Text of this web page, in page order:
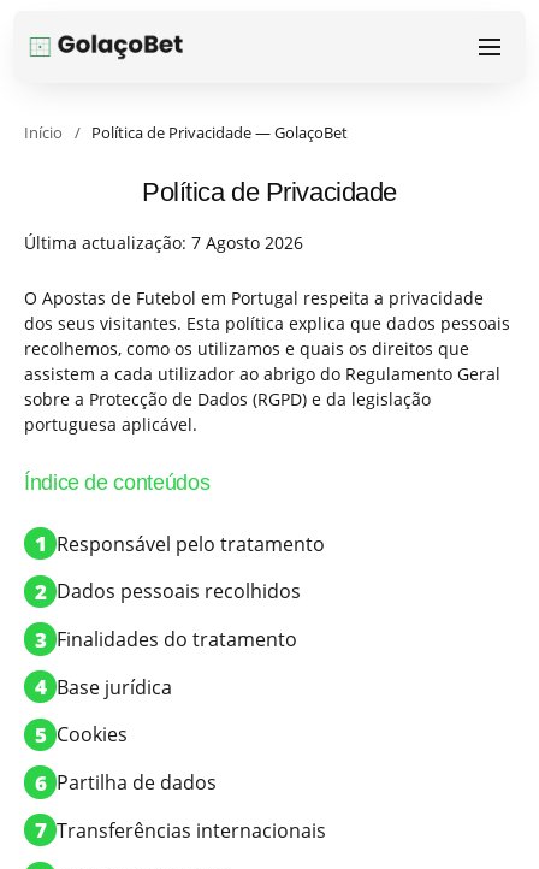
Início / Política de Privacidade — GolaçoBet
Política de Privacidade
Última actualização: 7 Agosto 2026
O Apostas de Futebol em Portugal respeita a privacidade
dos seus visitantes. Esta política explica que dados pessoais
recolhemos, como os utilizamos e quais os direitos que
assistem a cada utilizador ao abrigo do Regulamento Geral
sobre a Protecção de Dados (RGPD) e da legislação
portuguesa aplicável.
Índice de conteúdos
Responsável pelo tratamento
Dados pessoais recolhidos
Finalidades do tratamento
Base jurídica
Cookies
Partilha de dados
Transferências internacionais